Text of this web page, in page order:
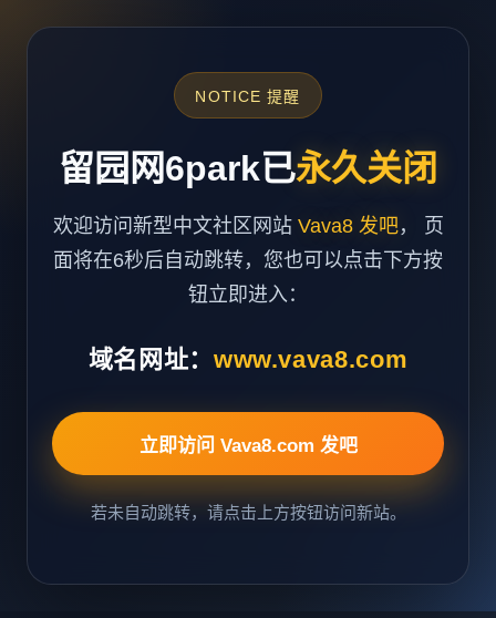
NOTICE 提醒
留园网6park已永久关闭
欢迎访问新型中文社区网站 Vava8 发吧， 页
面将在6秒后自动跳转，您也可以点击下方按
钮立即进入：
域名网址： www.vava8.com
立即访问 Vava8.com 发吧
若未自动跳转，请点击上方按钮访问新站。